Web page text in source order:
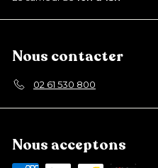
Nous contacter
02 61 530 800
Nous acceptons